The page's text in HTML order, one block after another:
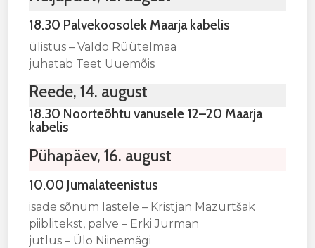
18.30 Palvekoosolek Maarja kabelis
ülistus – Valdo Rüütelmaa
juhatab Teet Uuemõis
Reede, 14. august
18.30 Noorteõhtu vanusele 12–20 Maarja
kabelis
Pühapäev, 16. august
10.00 Jumalateenistus
isade sõnum lastele – Kristjan Mazurtšak
piiblitekst, palve – Erki Jurman
jutlus – Ülo Niinemägi